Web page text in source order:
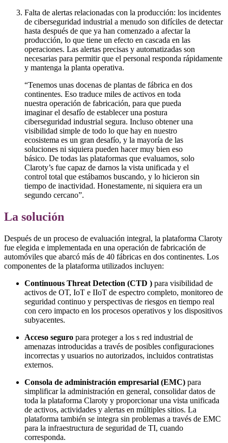
Falta de alertas relacionadas con la producción: los incidentes
de ciberseguridad industrial a menudo son difíciles de detectar
hasta después de que ya han comenzado a afectar la
producción, lo que tiene un efecto en cascada en las
operaciones. Las alertas precisas y automatizadas son
necesarias para permitir que el personal responda rápidamente
y mantenga la planta operativa.
“Tenemos unas docenas de plantas de fábrica en dos
continentes. Eso traduce miles de activos en toda
nuestra operación de fabricación, para que pueda
imaginar el desafío de establecer una postura
ciberseguridad industrial segura. Incluso obtener una
visibilidad simple de todo lo que hay en nuestro
ecosistema es un gran desafío, y la mayoría de las
soluciones ni siquiera pueden hacer muy bien eso
básico. De todas las plataformas que evaluamos, solo
Claroty’s fue capaz de darnos la vista unificada y el
control total que estábamos buscando, y lo hicieron sin
tiempo de inactividad. Honestamente, ni siquiera era un
segundo cercano”.
La solución
Después de un proceso de evaluación integral, la plataforma Claroty
fue elegida e implementada en una operación de fabricación de
automóviles que abarcó más de 40 fábricas en dos continentes. Los
componentes de la plataforma utilizados incluyen:
Continuous Threat Detection (CTD ) para visibilidad de
activos de OT, IoT e IIoT de espectro completo, monitoreo de
seguridad continuo y perspectivas de riesgos en tiempo real
con cero impacto en los procesos operativos y los dispositivos
subyacentes.
Acceso seguro para proteger a los s red industrial de
amenazas introducidas a través de posibles configuraciones
incorrectas y usuarios no autorizados, incluidos contratistas
externos.
Consola de administración empresarial (EMC) para
simplificar la administración en general, consolidar datos de
toda la plataforma Claroty y proporcionar una vista unificada
de activos, actividades y alertas en múltiples sitios. La
plataforma también se integra sin problemas a través de EMC
para la infraestructura de seguridad de TI, cuando
corresponda.